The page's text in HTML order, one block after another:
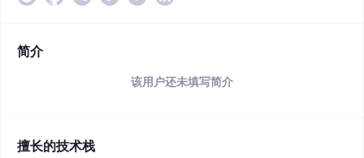
简介
该用户还未填写简介
擅长的技术栈